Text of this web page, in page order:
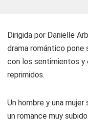
Dirigida por Danielle
drama romántico pone
con los sentimientos y
reprimidos.
Un hombre y una
un romance muy